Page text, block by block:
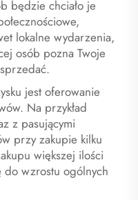
będzie chciało je
lokalne wydarzenia,
osób pozna Twoje
jest oferowanie
Na przykład
z pasującymi
przy zakupie kilku
większej ilości
wzrostu ogólnych